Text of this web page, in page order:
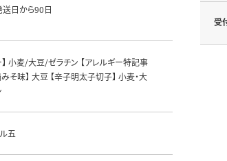
日から90日
】 小麦/大豆/ゼラチン 【アレルギー特記事
みそ味】 大豆 【辛子明太子切子】 小麦・大
五
受